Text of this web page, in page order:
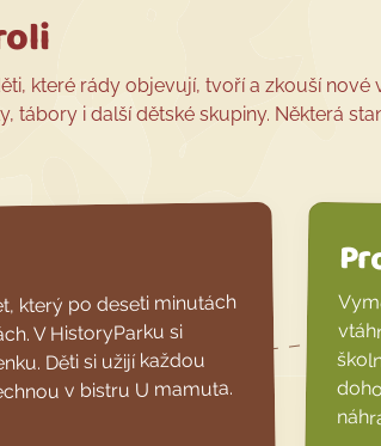
které rády objevují, tvoří a zkouší
tábory i další dětské skupiny. Některá
který po deseti minutách
V HistoryParku si
Děti si užijí každou
v bistru U mamuta.